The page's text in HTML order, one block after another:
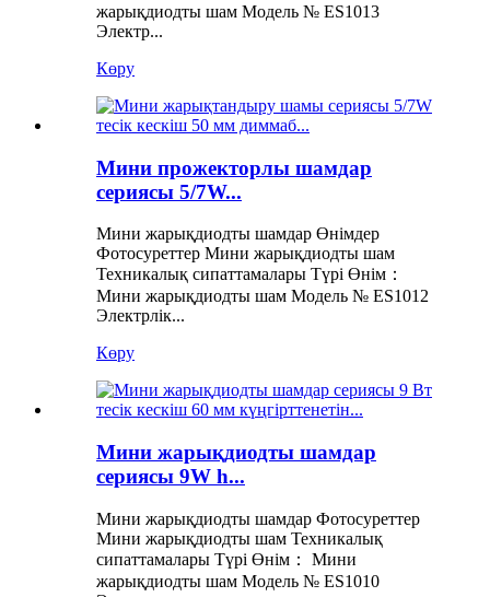
жарықдиодты шам Модель № ES1013
Электр...
Көру
Мини прожекторлы шамдар
сериясы 5/7W...
Мини жарықдиодты шамдар Өнімдер
Фотосуреттер Мини жарықдиодты шам
Техникалық сипаттамалары Түрі Өнім：
Мини жарықдиодты шам Модель № ES1012
Электрлік...
Көру
Мини жарықдиодты шамдар
сериясы 9W h...
Мини жарықдиодты шамдар Фотосуреттер
Мини жарықдиодты шам Техникалық
сипаттамалары Түрі Өнім： Мини
жарықдиодты шам Модель № ES1010